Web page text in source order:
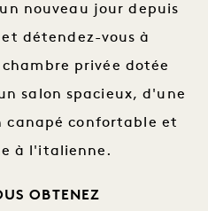
nouveau jour depuis
détendez-vous à
privée dotée
salon spacieux, d'une
canapé confortable et
à l'italienne.
OBTENEZ